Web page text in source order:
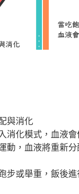
與消化
消化模式，血液
動，血液將重新
步或舉重，飯後